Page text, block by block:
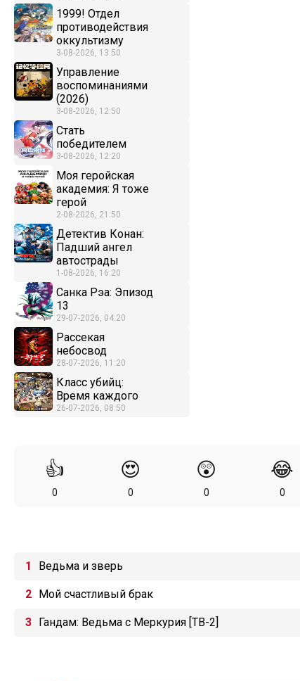
1999! Отдел
противодействия
оккультизму
3-08-2026, 13:50
Управление
воспоминаниями
(2026)
3-08-2026, 12:50
Стать
победителем
3-08-2026, 12:20
Моя геройская
академия: Я тоже
герой
2-08-2026, 21:50
Детектив Конан:
Падший ангел
автострады
1-08-2026, 16:20
Санка Рэа: Эпизод
13
29-07-2026, 04:20
Рассекая
небосвод
28-07-2026, 11:20
Класс убийц:
Время каждого
26-07-2026, 08:50
👍
0
😍
0
😲
0
😂
0
Ведьма и зверь
Мой счастливый брак
Гандам: Ведьма с Меркурия [ТВ-2]